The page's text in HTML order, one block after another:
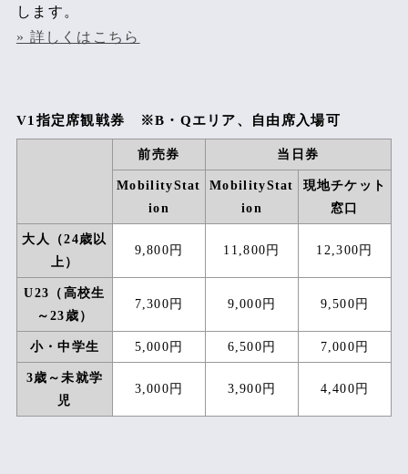
チケット販売について
531KB）
イベント
アクセス
前売駐車場
当日駐車場
車・バイクをご利用の方
します。
» 詳しくはこちら
V1指定席観戦券 ※B・Qエリア、自由席入場可
前売券 当日券
MobilityStat
ion
MobilityStat
ion
現地チケット
窓口
大人（24歳以
上）
9,800円 11,800円 12,300円
U23（高校生
～23歳）
7,300円 9,000円 9,500円
小・中学生 5,000円 6,500円 7,000円
3歳～未就学
児
3,000円 3,900円 4,400円